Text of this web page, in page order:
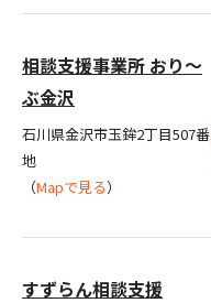
相談支援事業所 おり〜
ぶ金沢
石川県金沢市玉鉾2丁目507番
地
（Mapで見る）
すずらん相談支援